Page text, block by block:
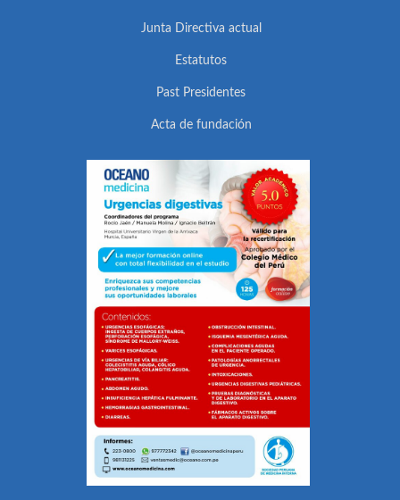
Junta Directiva actual
Estatutos
Past Presidentes
Acta de fundación